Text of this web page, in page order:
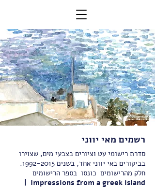
רשמים מאי יווני
סדרת רישומי עט וציורים בצבעי מים, שצוירו
בביקורים באי יווני אחד, בשנים 1992-2015
.
חלק מהרישומים כונסו בספר הרישומים